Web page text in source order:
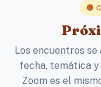
🔴
Los encuentros se
fecha, temática
Zoom es el